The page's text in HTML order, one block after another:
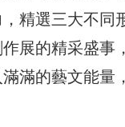
精選三大不同
展的精采盛事
滿的藝文能量